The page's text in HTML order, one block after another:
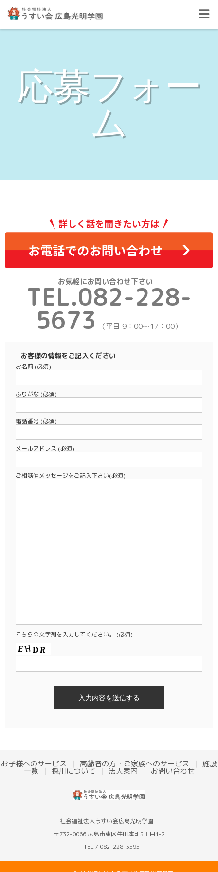
応募フォー
ム
お気軽にお問い合わせ下さい
TEL.082-228-
5673 （平日 9：00～17：00）
お客様の情報をご記入ください
お名前 (必須)
ふりがな (必須)
電話番号 (必須)
メールアドレス (必須)
ご相談やメッセージをご記入下さい(必須)
こちらの文字列を入力してください。 (必須)
お子様へのサービス 高齢者の方・ご家族へのサービス 施設
一覧 採用について 法人案内 お問い合わせ
社会福祉法人うすい会広島光明学園
〒732-0066 広島市東区牛田本町5丁目1-2
TEL / 082-228-5595